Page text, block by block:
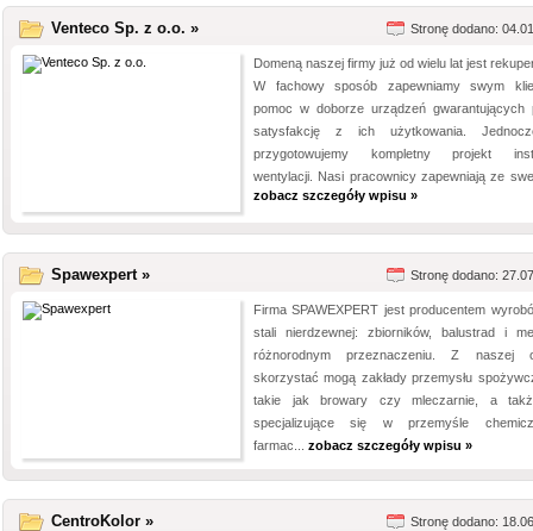
Venteco Sp. z o.o. » Stronę dodano:
Domeną naszej firmy już od wielu lat jest
W fachowy sposób zapewniamy swym
pomoc w doborze urządzeń gwarantujących
satysfakcję z ich użytkowania.
przygotowujemy kompletny projekt
wentylacji. Nasi pracownicy zapewniają ze
zobacz szczegóły wpisu »
Spawexpert » Stronę dodano:
Firma SPAWEXPERT jest producentem
stali nierdzewnej: zbiorników, balustrad i
różnorodnym przeznaczeniu. Z naszej
skorzystać mogą zakłady przemysłu
takie jak browary czy mleczarnie, a
specjalizujące się w przemyśle
farmac... zobacz szczegóły wpisu »
CentroKolor » Stronę dodano: